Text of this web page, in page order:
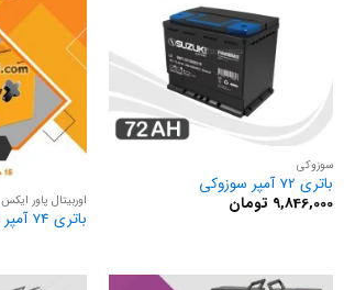
سوزوکی
باتری 72 آمپر سوزوکی
9,846,000 تومان اوربیتال پاور ایکس
باتری 74 آمپر اوربیتال پاور ایکس